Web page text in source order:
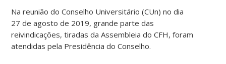
Na reunião do Conselho Universitário (CUn) no dia
27 de agosto de 2019, grande parte das
reivindicações, tiradas da Assembleia do CFH, foram
atendidas pela Presidência do Conselho.